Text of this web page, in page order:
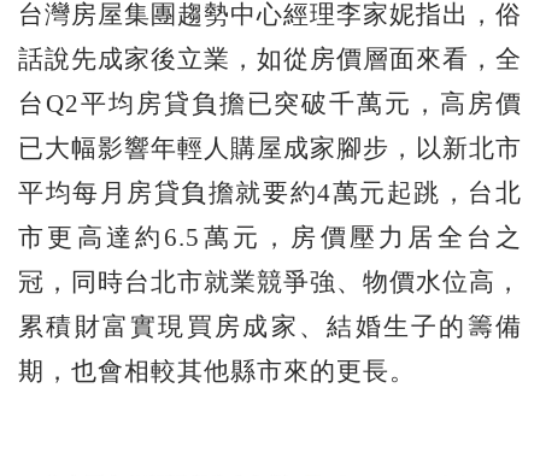
台灣房屋集團趨勢中心經理李家妮指出，俗
話說先成家後立業，如從房價層面來看，全
台Q2平均房貸負擔已突破千萬元，高房價
已大幅影響年輕人購屋成家腳步，以新北市
平均每月房貸負擔就要約4萬元起跳，台北
市更高達約6.5萬元，房價壓力居全台之
冠，同時台北市就業競爭強、物價水位高，
累積財富實現買房成家、結婚生子的籌備
期，也會相較其他縣市來的更長。